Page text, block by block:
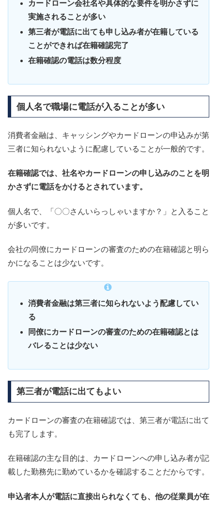
カードローン会社名や具体的な要件を明かさずに
実施されることが多い
第三者が電話に出ても申し込み者が在籍している
ことができれば在籍確認完了
在籍確認の電話は数分程度
個人名で職場に電話が入ることが多い
消費者金融は、キャッシングやカードローンの申込みが第
三者に知られないように配慮していることが一般的です。
在籍確認では、社名やカードローンの申し込みのことを明
かさずに電話をかけるとされています。
個人名で、「〇〇さんいらっしゃいますか？」と入ること
が多いです。
会社の同僚にカードローンの審査のための在籍確認と明ら
かになることは少ないです。
消費者金融は第三者に知られないよう配慮してい
る
同僚にカードローンの審査のための在籍確認とは
バレることは少ない
第三者が電話に出てもよい
カードローンの審査の在籍確認では、第三者が電話に出て
も完了します。
在籍確認の主な目的は、カードローンへの申し込み者が記
載した勤務先に勤めているかを確認することだからです。
申込者本人が電話に直接出られなくても、他の従業員が在